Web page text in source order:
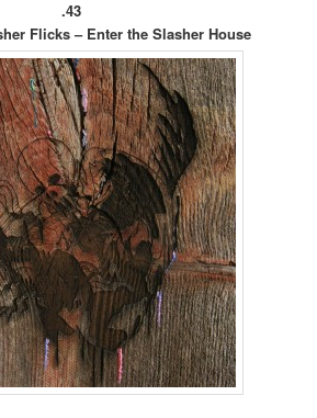
43.
Flicks – Enter the Slasher House